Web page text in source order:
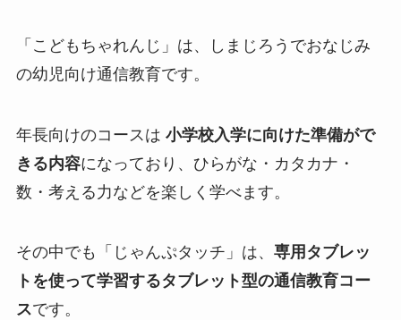
「こどもちゃれんじ」は、しまじろうでおなじみ
の幼児向け通信教育です。
年長向けのコースは 小学校入学に向けた準備がで
きる内容になっており、ひらがな・カタカナ・
数・考える力などを楽しく学べます。
その中でも「じゃんぷタッチ」は、 専用タブレッ
トを使って学習するタブレット型の通信教育コー
スです。